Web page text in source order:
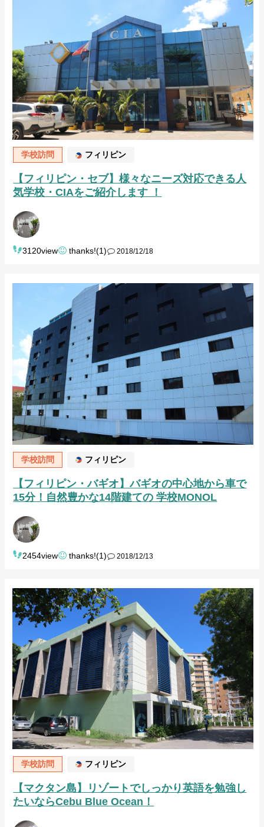
学校訪問 フィリピン
【フィリピン・セブ】様々なニーズ対応できる人
気学校・CIAをご紹介します ！
3120view thanks!(1) 2018/12/18
学校訪問 フィリピン
【フィリピン・バギオ】バギオの中心地から車で
15分！自然豊かな14階建ての 学校MONOL
2454view thanks!(1) 2018/12/13
学校訪問 フィリピン
【マクタン島】リゾートでしっかり英語を勉強し
たいならCebu Blue Ocean！